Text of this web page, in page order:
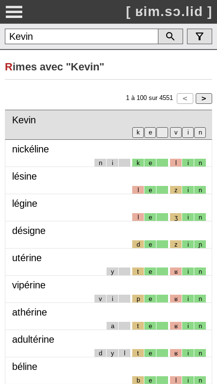
[ ʁim.sɔ.lid ]
Rimes avec "Kevin"
1 à 100 sur 4551
Kevin
nickéline
n i k e l i n
lésine
l e z i n
légine
l e ʒ i n
désigne
d e z i ɲ
utérine
y t e ʁ i n
vipérine
v i p e ʁ i n
athérine
a t e ʁ i n
adultérine
d y l t e ʁ i n
béline
b e l i n